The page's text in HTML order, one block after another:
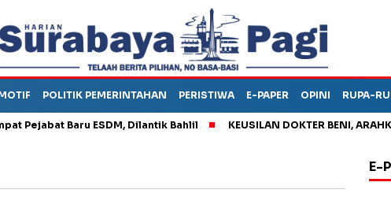
POLITIK PEMERINTAHAN PERISTIWA E-PAPER OPINI RUPA-
Baru ESDM, Dilantik Bahlil KEUSILAN DOKTER BENI, ARAHKAN
E-